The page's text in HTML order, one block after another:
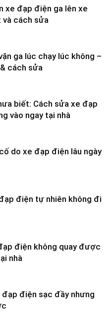
xe đạp điện ga lên xe
và cách sửa
ga lúc chạy lúc không –
cách sửa
biết: Cách sửa xe đạp
vào ngay tại nhà
do xe đạp điện lâu ngày
điện tự nhiên không đi
điện không quay được
nhà
đạp điện sạc đầy nhưng